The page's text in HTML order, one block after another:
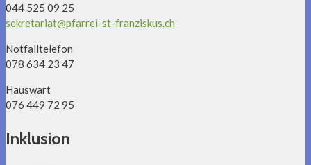
044 525 09 25
sekretariat@pfarrei-st-franziskus.ch
Notfalltelefon
078 634 23 47
Hauswart
076 449 72 95
Inklusion